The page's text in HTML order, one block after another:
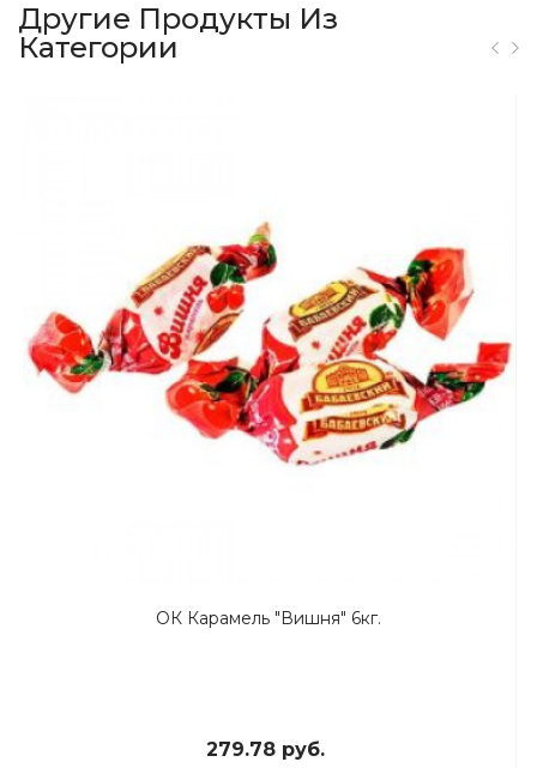
Другие Продукты Из
Категории
ОК Карамель "Вишня" 6кг.
279.78 руб.